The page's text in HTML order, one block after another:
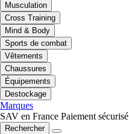
Musculation
Cross Training
Mind & Body
Sports de combat
Vêtements
Chaussures
Équipements
Destockage
Marques
SAV en France Paiement sécurisé
Rechercher